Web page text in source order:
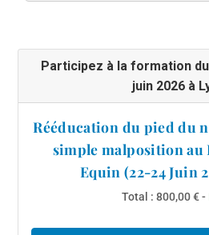
Participez à la formation
juin 2026 à
Rééducation du pied du
simple malposition au
Equin (22-24 Juin
Total : 800,00 € -